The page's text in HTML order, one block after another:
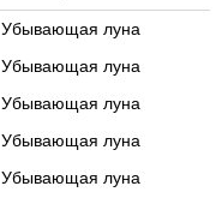
Убывающая луна
Убывающая луна
Убывающая луна
Убывающая луна
Убывающая луна